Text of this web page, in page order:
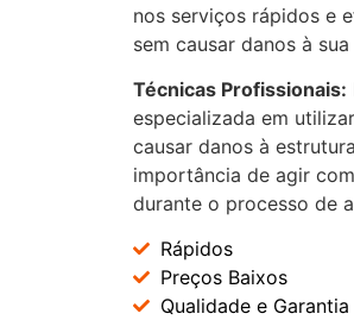
nos serviços rápidos e
sem causar danos à
Técnicas Profissionais:
especializada em
causar danos à
importância de agir
durante o processo de
Rápidos
Preços Baixos
Qualidade e Garantia